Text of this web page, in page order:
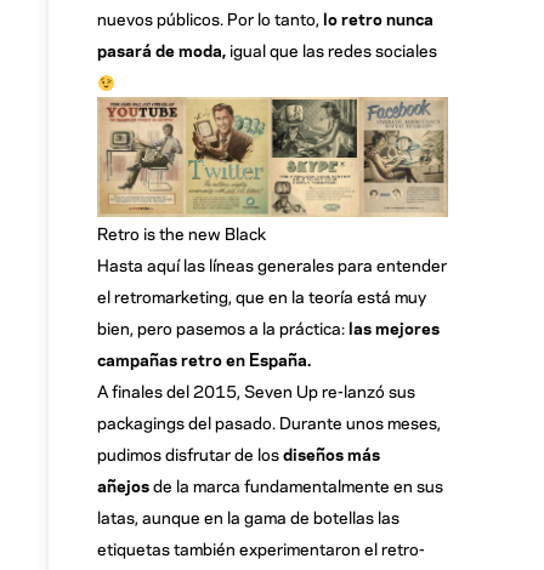
nuevos públicos. Por lo tanto, lo retro nunca
pasará de moda, igual que las redes sociales
Retro is the new Black
Hasta aquí las líneas generales para entender
el retromarketing, que en la teoría está muy
bien, pero pasemos a la práctica: las mejores
campañas retro en España.
A finales del 2015, Seven Up re-lanzó sus
packagings del pasado. Durante unos meses,
pudimos disfrutar de losdiseños más
añejosde la marca fundamentalmente en sus
latas, aunque en la gama de botellas las
etiquetas también experimentaron el retro-